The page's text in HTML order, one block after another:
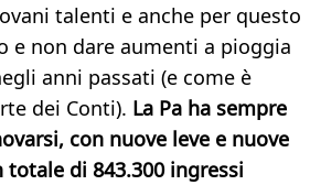
talenti e anche per questo
e non dare aumenti a pioggia
anni passati (e come è
dei Conti). La Pa ha sempre
con nuove leve e nuove
totale di 843.300 ingressi